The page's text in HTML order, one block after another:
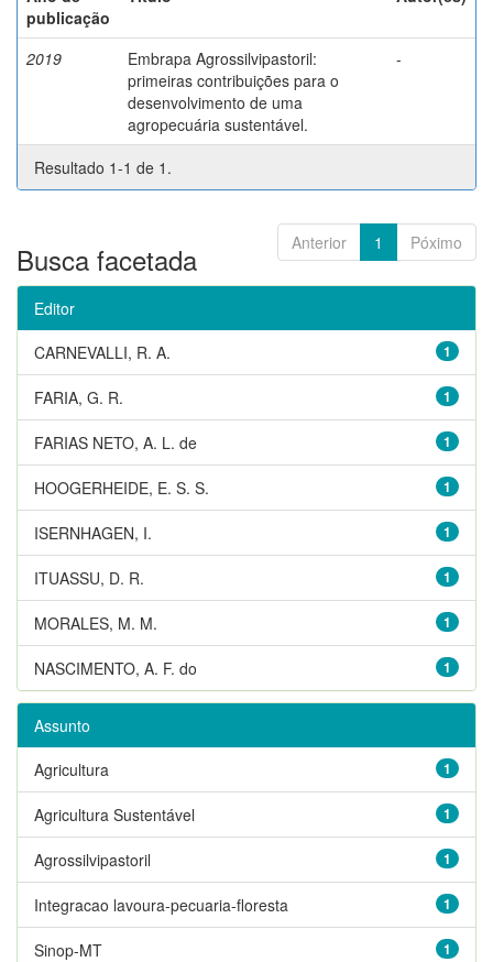
publicação
2019
Embrapa Agrossilvipastoril:
primeiras contribuições para o
desenvolvimento de uma
agropecuária sustentável.
-
Resultado 1-1 de 1.
Anterior 1 Póximo
Busca facetada
Editor
1
CARNEVALLI, R. A.
1
FARIA, G. R.
1
FARIAS NETO, A. L. de
1
HOOGERHEIDE, E. S. S.
1
ISERNHAGEN, I.
1
ITUASSU, D. R.
1
MORALES, M. M.
1
NASCIMENTO, A. F. do
Assunto
1
Agricultura
1
Agricultura Sustentável
1
Agrossilvipastoril
1
Integracao lavoura-pecuaria-floresta
1
Sinop-MT